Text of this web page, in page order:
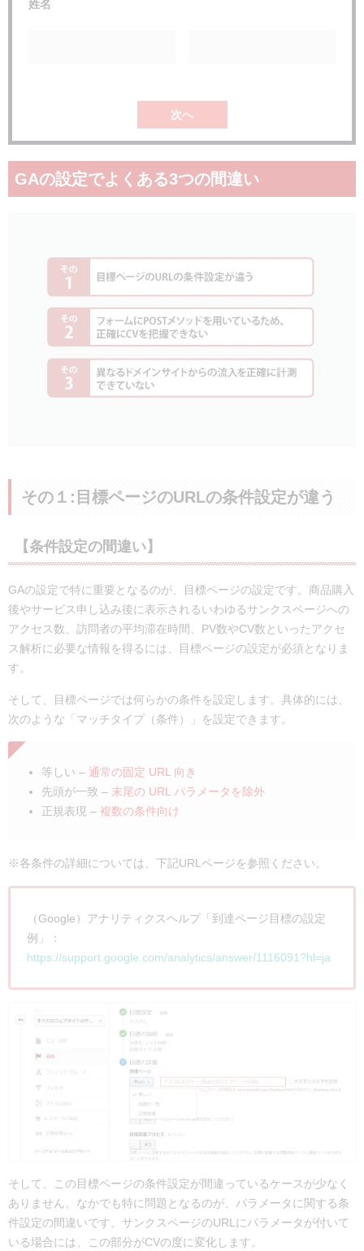
姓名
次へ
GAの設定でよくある3つの間違い
その１:目標ページのURLの条件設定が違う
【条件設定の間違い】
GAの設定で特に重要となるのが、目標ページの設定です。商品購入
後やサービス申し込み後に表示されるいわゆるサンクスページへの
アクセス数、訪問者の平均滞在時間、PV数やCV数といったアクセ
ス解析に必要な情報を得るには、目標ページの設定が必須となりま
す。
そして、目標ページでは何らかの条件を設定します。具体的には、
次のような「マッチタイプ（条件）」を設定できます。
等しい – 通常の固定 URL 向 き
先頭が一致 – 末尾の URL パラメータを除外
正規表現 – 複数の条件向け
※各条件の詳細については、下記URLページを参照ください。
（Google）アナリティクスヘルプ「到達ページ目標の設定
例」：
https://support.google.com/analytics/answer/1116091?hl=ja
そして、この目標ページの条件設定が間違っているケースが少なく
ありません。なかでも特に問題となるのが、パラメータに関する条
件設定の間違いです。 サンクスページのURLにパラメータが付いて
いる場合には、この部分がCVの度に変化します。